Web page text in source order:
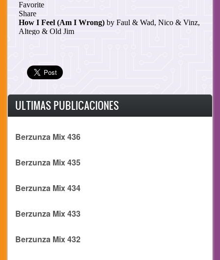
ULTIMAS PUBLICACIONES
Berzunza Mix 436
Berzunza Mix 435
Berzunza Mix 434
Berzunza Mix 433
Berzunza Mix 432